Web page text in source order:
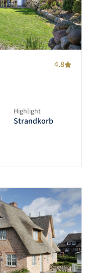
4.8
Highlight
Strandkorb